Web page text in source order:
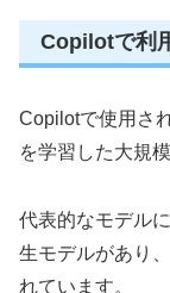
Copilotで利
Copilotで使用さ
を学習した大規
代表的なモデル
生モデルがあり
れています。